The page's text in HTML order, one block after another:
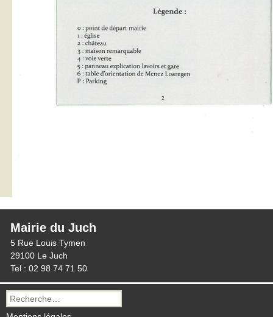
Mairie du Juch
5 Rue Louis Tymen
29100 Le Juch
Tel : 02 98 74 71 50
Recherche
pour :